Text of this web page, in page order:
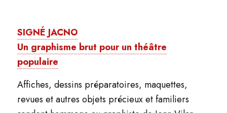
SIGNÉ JACNO
Un graphisme brut pour un théâtre
populaire
Affiches, dessins préparatoires, maquettes,
revues et autres objets précieux et familiers